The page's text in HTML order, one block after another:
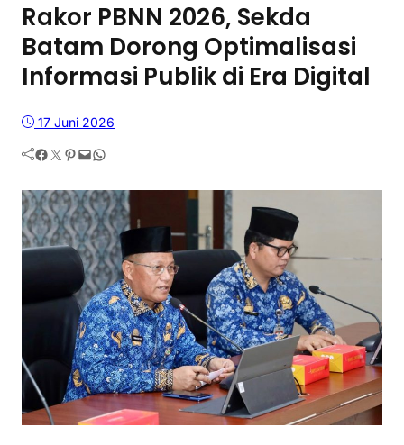
Rakor PBNN 2026, Sekda
Batam Dorong Optimalisasi
Informasi Publik di Era Digital
17 Juni 2026
Facebook Twitter Pinterest Mail WhatsApp